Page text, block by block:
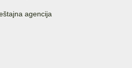
agencija